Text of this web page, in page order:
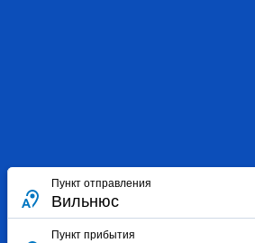
Пункт отправления
Пункт прибытия